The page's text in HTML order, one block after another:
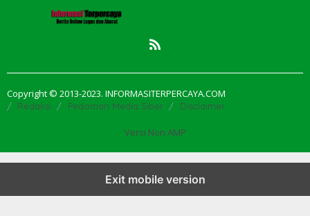
Copyright © 2013-2023. INFORMASITERPERCAYA.COM
Redaksi Pedoman Media Siber Disclaimer
Versi Non AMP
Exit mobile version